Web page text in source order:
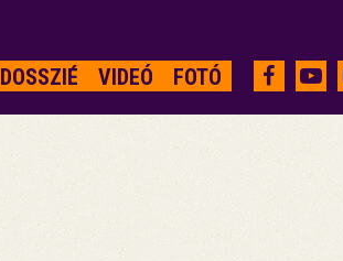
DOSSZIÉ VIDEÓ FOTÓ